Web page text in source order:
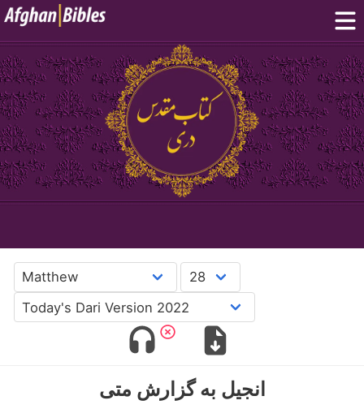
Home
Dari Bibles Pashto Bibles
Others: Balochi · Hazaragi · Turkmen
Phone Apps
انجیل به گزارش متی